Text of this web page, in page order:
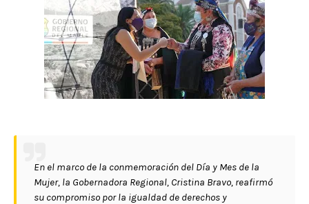
En el marco de la conmemoración del Día y Mes de la
Mujer, la Gobernadora Regional, Cristina Bravo, reafirmó
su compromiso por la igualdad de derechos y